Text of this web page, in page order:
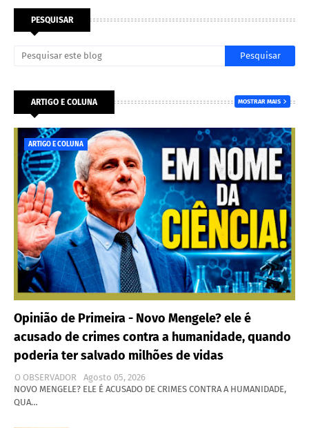
PESQUISAR
ARTIGO E COLUNA MOSTRAR MAIS
ARTIGO E COLUNA
Opinião de Primeira - Novo Mengele? ele é
acusado de crimes contra a humanidade, quando
poderia ter salvado milhões de vidas
O OBSERVADOR
Agosto 05, 2026
NOVO MENGELE? ELE É ACUSADO DE CRIMES CONTRA A HUMANIDADE,
QUA…